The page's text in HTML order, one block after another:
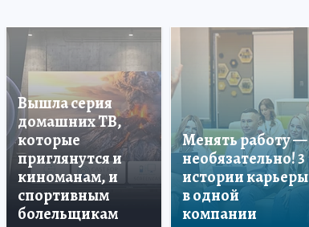
Вышла серия
домашних ТВ,
которые
приглянутся и
киноманам, и
спортивным
болельщикам
Менять работу —
необязательно! 3
истории карьеры
в одной
компании